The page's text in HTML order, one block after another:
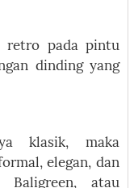
retro pada pintu
dinding yang
klasik, maka
elegan, dan
Baligreen, atau